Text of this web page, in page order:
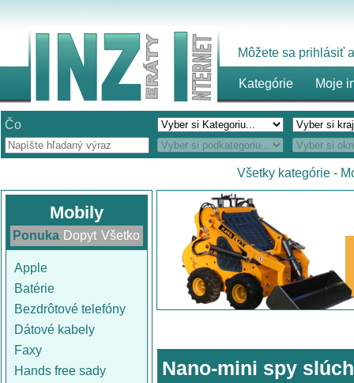
Môžete sa prihlásiť
Kategórie Moje
Čo
Všetky kategórie -
Mobily
Ponuka Dopyt Všetko
Apple
Batérie
Bezdrôtové telefóny
Dátové kabely
Faxy
Hands free sady
Nano-mini spy